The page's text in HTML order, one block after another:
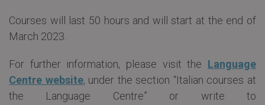
Courses will last 50 hours and will start at the end of
March 2023.
For further information, please visit the Language
Centre website, under the section “Italian courses at
the Language Centre” or write to